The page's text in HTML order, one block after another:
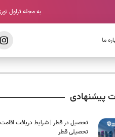
به مجله تراول
ما
پیشنهادی
تحصیل در قطر | شرایط دریافت اقامت
تحصیلی قطر